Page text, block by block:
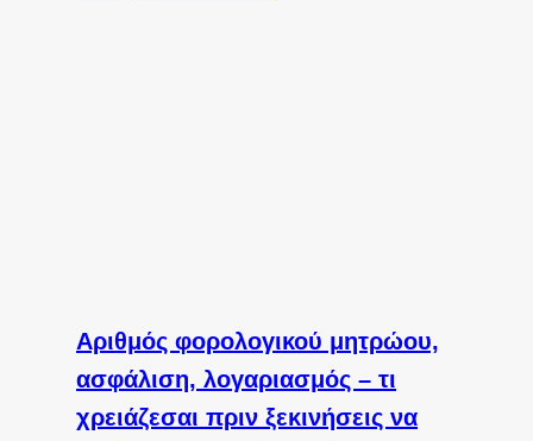
Αριθμός φορολογικού μητρώου,
ασφάλιση, λογαριασμός – τι
χρειάζεσαι πριν ξεκινήσεις να